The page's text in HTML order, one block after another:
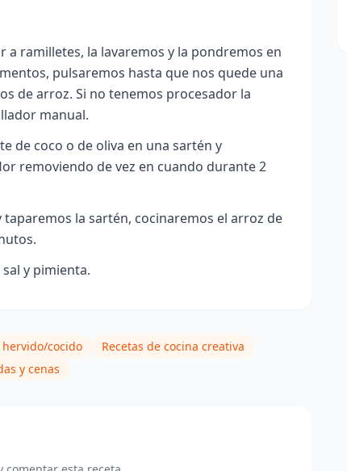
a ramilletes, la lavaremos y la pondremos en
pulsaremos hasta que nos quede una
de arroz. Si no tenemos procesador la
manual.
de coco o de oliva en una sartén y
removiendo de vez en cuando durante 2
taparemos la sartén, cocinaremos el arroz de
y pimienta.
hervido/cocido
Recetas de cocina creativa
y cenas